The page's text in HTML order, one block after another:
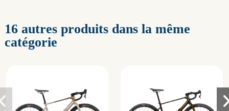
16 autres produits dans la même
catégorie